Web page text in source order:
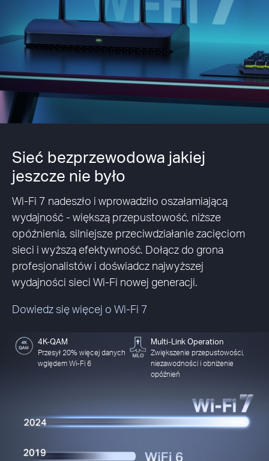
Sieć bezprzewodowa jakiej
jeszcze nie było
Wi-Fi 7 nadeszło i wprowadziło oszałamiającą
wydajność - większą przepustowość, niższe
opóźnienia, silniejsze przeciwdziałanie zacięciom
sieci i wyższą efektywność. Dołącz do grona
profesjonalistów i doświadcz najwyższej
wydajności sieci Wi-Fi nowej generacji.
Dowiedz się więcej o Wi-Fi 7
4K-QAM
Przesył 20% więcej danych
wględem Wi‑Fi 6
Multi-Link Operation
Zwiększenie przepustowości,
niezawodności i obniżenie
opóźnień